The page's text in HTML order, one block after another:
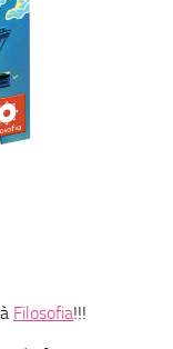
Filosofia!!!